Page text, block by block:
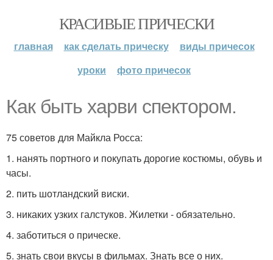
КРАСИВЫЕ ПРИЧЕСКИ
главная как сделать прическу
виды причесок
уроки
фото причесок
Как быть харви спектором.
75 советов для Майкла Росса:
1. нанять портного и покупать дорогие костюмы, обувь и
часы.
2. пить шотландский виски.
3. никаких узких галстуков. Жилетки - обязательно.
4. заботиться о прическе.
5. знать свои вкусы в фильмах. Знать все о них.